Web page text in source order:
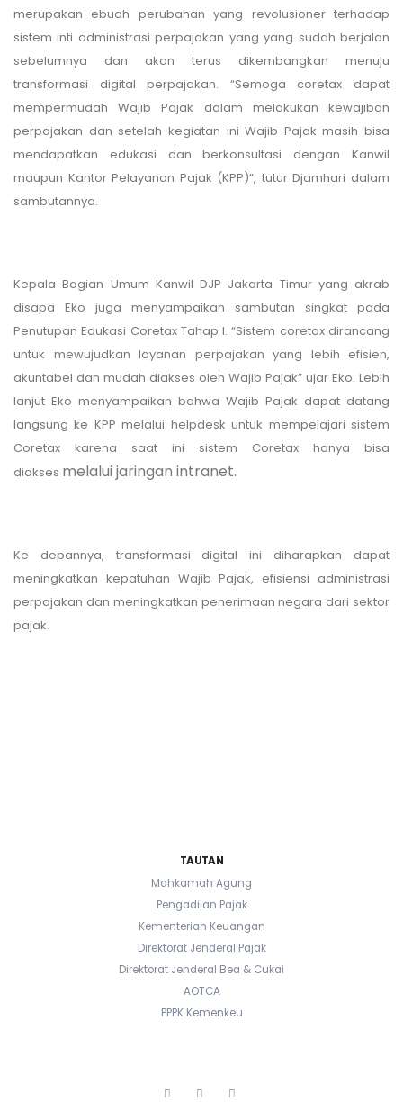
merupakan ebuah perubahan yang revolusioner terhadap
sistem inti administrasi perpajakan yang yang sudah berjalan
sebelumnya dan akan terus dikembangkan menuju
transformasi digital perpajakan. “Semoga coretax dapat
mempermudah Wajib Pajak dalam melakukan kewajiban
perpajakan dan setelah kegiatan ini Wajib Pajak masih bisa
mendapatkan edukasi dan berkonsultasi dengan Kanwil
maupun Kantor Pelayanan Pajak (KPP)”, tutur Djamhari dalam
sambutannya.
Kepala Bagian Umum Kanwil DJP Jakarta Timur yang akrab
disapa Eko juga menyampaikan sambutan singkat pada
Penutupan Edukasi Coretax Tahap I. “Sistem coretax dirancang
untuk mewujudkan layanan perpajakan yang lebih efisien,
akuntabel dan mudah diakses oleh Wajib Pajak” ujar Eko. Lebih
lanjut Eko menyampaikan bahwa Wajib Pajak dapat datang
langsung ke KPP melalui helpdesk untuk mempelajari sistem
Coretax karena saat ini sistem Coretax hanya bisa
diakses melalui jaringan intranet.
Ke depannya, transformasi digital ini diharapkan dapat
meningkatkan kepatuhan Wajib Pajak, efisiensi administrasi
perpajakan dan meningkatkan penerimaan negara dari sektor
pajak.
TAUTAN
Mahkamah Agung
Pengadilan Pajak
Kementerian Keuangan
Direktorat Jenderal Pajak
Direktorat Jenderal Bea & Cukai
AOTCA
PPPK Kemenkeu